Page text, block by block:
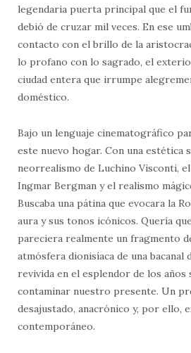
legendaria puerta principal que el
debió de cruzar mil veces. En ese
contacto con el brillo de la
lo profano con lo sagrado, el
ciudad entera que irrumpe
doméstico.
Bajo un lenguaje cinematográfico
este nuevo hogar. Con una estética
neorrealismo de Luchino Visconti,
Ingmar Bergman y el realismo
Buscaba una pátina que evocara la
aura y sus tonos icónicos. Quería
pareciera realmente un fragmento
atmósfera dionisíaca de una bacanal
revivida en el esplendor de los años
contaminar nuestro presente. Un
desajustado, anacrónico y, por ello,
contemporáneo.